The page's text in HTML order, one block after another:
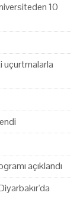
10
uçurtmalarla
açıklandı